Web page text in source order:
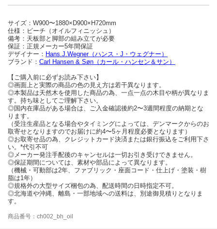
サイズ：W900〜1880×D900×H720mm
仕様：ビーチ（オイルフィニッシュ）
備考：天板部と脚部の組み立てが必要
保証：正規メーカー5年間保証
デザイナー： Hans.J.Wegner（ハンス・J・ウェグナー）
ブランド： Carl Hansen & Søn（カール・ハンセン＆サン）
【ご購入前に必ずお読み下さい】
◎画面上と実際の商品の色の見え方は若干異なります。
◎本製品は天然木を使用した商品の為、一点一点の木目や柄が異なりま
す。持ち味としてご理解下さい。
◎国内在庫品がある場合は、ご入金確認後約2〜3週間程度の納期とな
ります。
（受注生産品となる場合やタイミングによっては、デンマークからのお
取寄せとなりますのでお届けに約4〜5ヶ月程度必要となります）
◎お取寄せ品の為、クレジットカード決済または銀行振込をご利用下さ
い。*代引不可
◎メーカー発注手配後のキャンセルは一切お引き受けできません。
◎保証期間については、素材や部品によって異なります。
（機械・可動部は2年、ファブリック・座面コード・仕上げ・塗装・樹
脂は1年）
◎規格外の大型サイズ梱包の為、配送時間の日時指定不可。
◎北海道や沖縄、離島・一部地域への送料は、別途御見積りとなりま
す。
商品番号：ch002_bh_oil